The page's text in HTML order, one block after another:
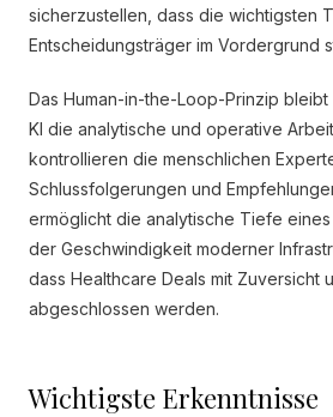
sicherzustellen, dass die wichtigsten
Entscheidungsträger im Vordergrund
Das Human-in-the-Loop-Prinzip
KI die analytische und operative
kontrollieren die menschlichen
Schlussfolgerungen und
ermöglicht die analytische Tiefe
der Geschwindigkeit moderner
dass Healthcare Deals mit Zuversicht
abgeschlossen werden.
Wichtigste Erkenntnisse